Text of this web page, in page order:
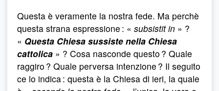
Questa è veramente la nostra fede. Ma perchè
questa strana espressione : « subsistit in » ?
« Questa Chiesa sussiste nella Chiesa
cattolica » ? Cosa nasconde questo ? Quale
raggiro ? Quale perversa intenzione ? Il seguito
ce lo indica : questa è la Chiesa di ieri, la quale